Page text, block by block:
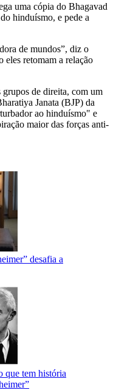
uma cópia do Bhagavad
hinduísmo, e pede a
de mundos”, diz o
eles retomam a relação
grupos de direita, com um
Janata (BJP) da
ao hinduísmo" e
maior das forças anti-
desafia a
que tem história